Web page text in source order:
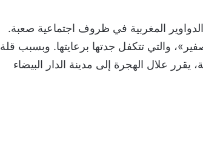
المغربية في ظروف اجتماعية صعبة.
والتي تتكفل جدتها برعايتها. وبسبب قلة
يقرر علال الهجرة إلى مدينة الدار البيضاء